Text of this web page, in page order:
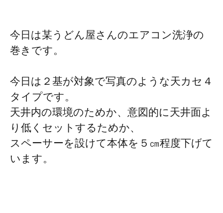
今日は某うどん屋さんのエアコン洗浄の
巻きです。
今日は２基が対象で写真のような天カセ４
タイプです。
天井内の環境のためか、意図的に天井面よ
り低くセットするためか、
スペーサーを設けて本体を５㎝程度下げて
います。